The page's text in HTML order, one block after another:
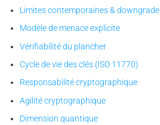
Limites contemporaines & downgrade
Modèle de menace explicite
Vérifiabilité du plancher
Cycle de vie des clés (ISO 11770)
Responsabilité cryptographique
Agilité cryptographique
Dimension quantique